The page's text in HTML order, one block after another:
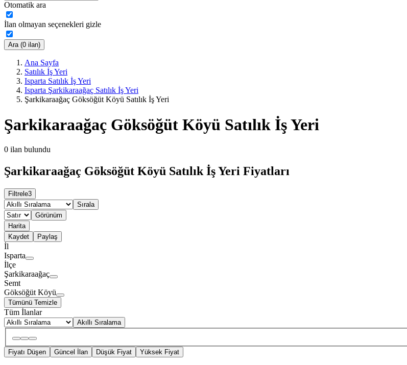
Otomatik ara
İlan olmayan seçenekleri gizle
Ara (0 ilan)
Ana Sayfa
Satılık İş Yeri
Isparta Satılık İş Yeri
Isparta Şarkikaraağaç Satılık İş Yeri
Şarkikaraağaç Göksöğüt Köyü Satılık İş Yeri
Şarkikaraağaç Göksöğüt Köyü Satılık İş Yeri
0 ilan bulundu
Şarkikaraağaç Göksöğüt Köyü Satılık İş Yeri Fiyatları
Filtrele3
Sırala
Görünüm
Harita
Kaydet
Paylaş
İl
Isparta
İlçe
Şarkikaraağaç
Semt
Göksöğüt Köyü
Tümünü Temizle
Tüm İlanlar
Akıllı Sıralama
Fiyatı Düşen Güncel İlan Düşük Fiyat Yüksek Fiyat